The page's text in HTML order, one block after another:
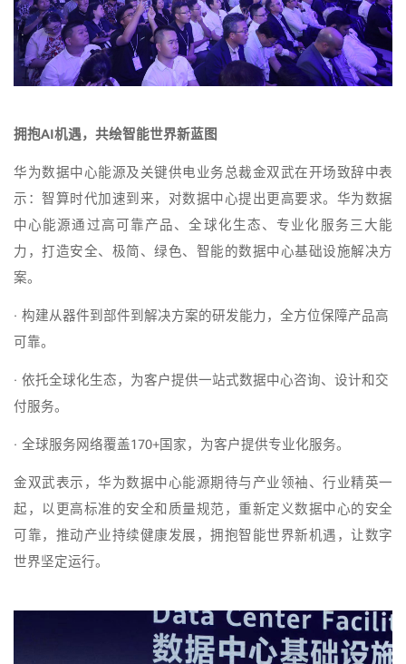
拥抱AI机遇，共绘智能世界新蓝图
华为数据中心能源及关键供电业务总裁金双武在开场致辞中表
示：智算时代加速到来，对数据中心提出更高要求。华为数据
中心能源通过高可靠产品、全球化生态、专业化服务三大能
力，打造安全、极简、绿色、智能的数据中心基础设施解决方
案。
· 构建从器件到部件到解决方案的研发能力，全方位保障产品高
可靠。
· 依托全球化生态，为客户提供一站式数据中心咨询、设计和交
付服务。
· 全球服务网络覆盖170+国家，为客户提供专业化服务。
金双武表示，华为数据中心能源期待与产业领袖、行业精英一
起，以更高标准的安全和质量规范，重新定义数据中心的安全
可靠，推动产业持续健康发展，拥抱智能世界新机遇，让数字
世界坚定运行。